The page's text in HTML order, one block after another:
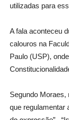
utilizadas para
A fala aconteceu
calouros na
Paulo (USP),
Segundo Moraes,
que regulamentar